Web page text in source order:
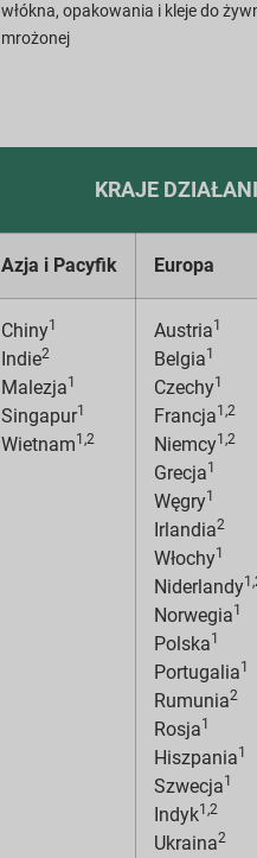
włókna, opakowania i kleje do
mrożonej
KRAJE
Azja i Pacyfik Europa
Chiny1
Indie2
Malezja1
Singapur1
Wietnam1,2
Austria1
Belgia1
Czechy1
Francja1,2
Niemcy1,2
Grecja1
Węgry1
Irlandia2
Włochy1
Niderlandy
Norwegia1
Polska1
Portugalia1
Rumunia2
Rosja1
Hiszpania1
Szwecja1
Indyk1,2
Ukraina2